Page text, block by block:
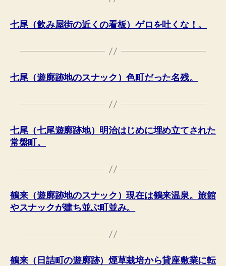
七尾（飲み屋街の近くの看板）ゲロを吐くな！。
七尾（遊廓跡地のスナック）色町だった名残。
七尾（七尾遊廓跡地）明治はじめに埋め立てされた
常盤町。
鶴来（遊廓跡地のスナック）現在は鶴来温泉。旅館
やスナックが建ち並ぶ町並み。
鶴来（日詰町の遊廓跡）煙草栽培から貸座敷業に転